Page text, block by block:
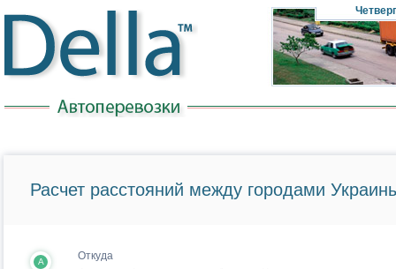
Четверг
Расчет расстояний между городами
A Откуда